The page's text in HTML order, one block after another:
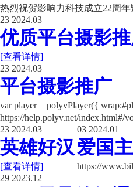
热烈祝贺影响力科技成立22周
23 2024.03
优质平台摄影
[查看详情]
23 2024.03
平台摄影推广
var player = polyvPlayer({
https://help.polyv.net/index.html#/
23 2024.03
英雄好汉
[查看详情]
03 2024.01
爱国
https://
29 2023.12